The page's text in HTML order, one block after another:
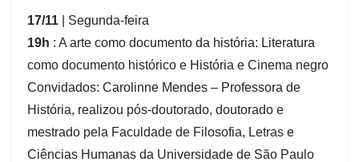
17/11
| Segunda-feira
19h : A arte como documento da história: Literatura
como documento histórico e História e Cinema negro
Convidados: Carolinne Mendes – Professora de
História, realizou pós-doutorado, doutorado e
mestrado pela Faculdade de Filosofia, Letras e
Ciências Humanas da Universidade de São Paulo